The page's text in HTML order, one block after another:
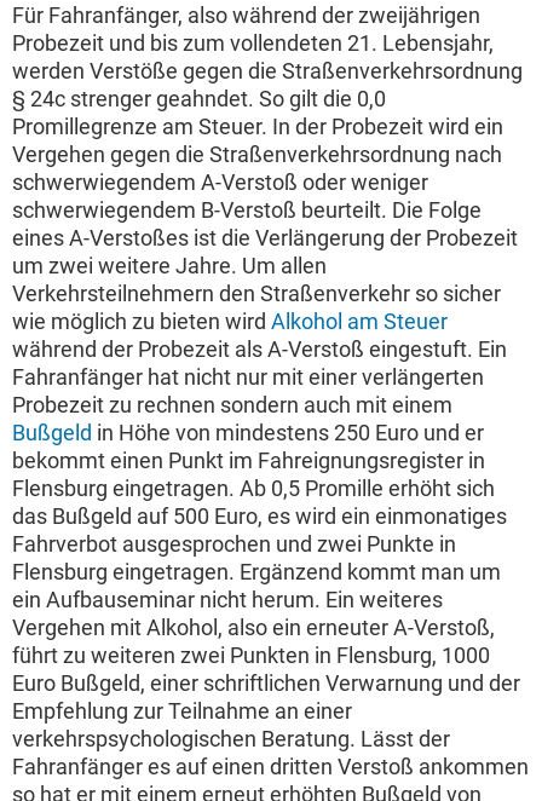
Für Fahranfänger, also während der zweijährigen
Probezeit und bis zum vollendeten 21. Lebensjahr,
werden Verstöße gegen die Straßenverkehrsordnung
§ 24c strenger geahndet. So gilt die 0,0
Promillegrenze am Steuer. In der Probezeit wird ein
Vergehen gegen die Straßenverkehrsordnung nach
schwerwiegendem A-Verstoß oder weniger
schwerwiegendem B-Verstoß beurteilt. Die Folge
eines A-Verstoßes ist die Verlängerung der Probezeit
um zwei weitere Jahre. Um allen
Verkehrsteilnehmern den Straßenverkehr so sicher
wie möglich zu bieten wird Alkohol am Steuer
während der Probezeit als A-Verstoß eingestuft. Ein
Fahranfänger hat nicht nur mit einer verlängerten
Probezeit zu rechnen sondern auch mit einem
Bußgeld in Höhe von mindestens 250 Euro und er
bekommt einen Punkt im Fahreignungsregister in
Flensburg eingetragen. Ab 0,5 Promille erhöht sich
das Bußgeld auf 500 Euro, es wird ein einmonatiges
Fahrverbot ausgesprochen und zwei Punkte in
Flensburg eingetragen. Ergänzend kommt man um
ein Aufbauseminar nicht herum. Ein weiteres
Vergehen mit Alkohol, also ein erneuter A-Verstoß,
führt zu weiteren zwei Punkten in Flensburg, 1000
Euro Bußgeld, einer schriftlichen Verwarnung und der
Empfehlung zur Teilnahme an einer
verkehrspsychologischen Beratung. Lässt der
Fahranfänger es auf einen dritten Verstoß ankommen
so hat er mit einem erneut erhöhten Bußgeld von